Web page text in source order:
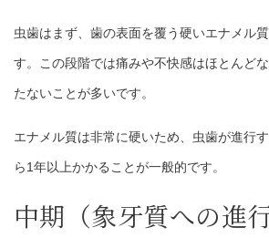
虫歯はまず、歯の表面を覆う硬いエナメル
す。この段階では痛みや不快感はほとんど
たないことが多いです。
エナメル質は非常に硬いため、虫歯が進行
ら1年以上かかることが一般的です。
中期（象牙質への進行